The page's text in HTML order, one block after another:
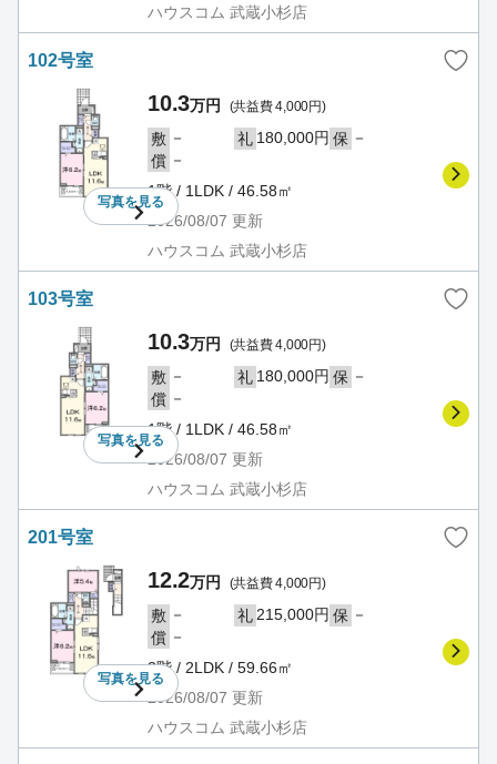
ハウスコム 武蔵小杉店
102号室
写真を見る
10.3万円 (共益費 4,000円)
敷 － 礼 180,000円 保 －
償 －
1階 / 1LDK / 46.58㎡
2026/08/07 更新
ハウスコム 武蔵小杉店
103号室
写真を見る
10.3万円 (共益費 4,000円)
敷 － 礼 180,000円 保 －
償 －
1階 / 1LDK / 46.58㎡
2026/08/07 更新
ハウスコム 武蔵小杉店
201号室
写真を見る
12.2万円 (共益費 4,000円)
敷 － 礼215,000円 保 －
償 －
2階 / 2LDK / 59.66㎡
2026/08/07 更新
ハウスコム 武蔵小杉店